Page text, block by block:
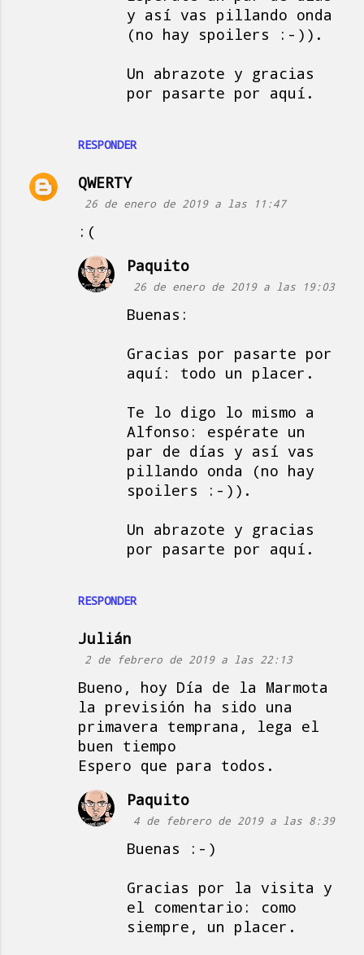
RESPONDER
y así vas pillando onda
(no hay spoilers :-)).
Un abrazote y gracias
por pasarte por aquí.
QWERTY
26 de enero de 2019 a las 11:47
:(
RESPONDER
Paquito
26 de enero de 2019 a las 19:03
Buenas:
Gracias por pasarte por
aquí: todo un placer.
Te lo digo lo mismo a
Alfonso: espérate un
par de días y así vas
pillando onda (no hay
spoilers :-)).
Un abrazote y gracias
por pasarte por aquí.
Julián
2 de febrero de 2019 a las 22:13
Bueno, hoy Día de la Marmota
la previsión ha sido una
primavera temprana, lega el
buen tiempo
Espero que para todos.
Paquito
4 de febrero de 2019 a las 8:39
Buenas :-)
Gracias por la visita y
el comentario: como
siempre, un placer.